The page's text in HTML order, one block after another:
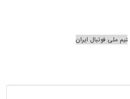
تیم ملی فوتبال ایران